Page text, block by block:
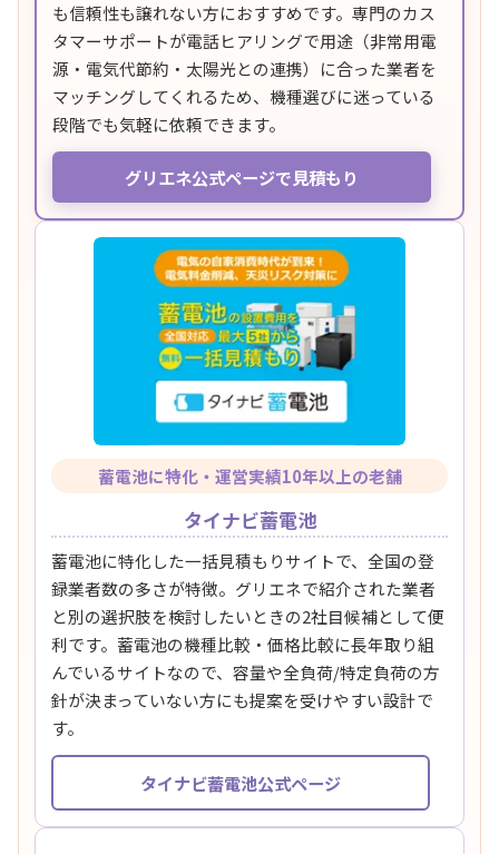
も信頼性も譲れない方におすすめです。専門のカス
タマーサポートが電話ヒアリングで用途（非常用電
源・電気代節約・太陽光との連携）に合った業者を
マッチングしてくれるため、機種選びに迷っている
段階でも気軽に依頼できます。
グリエネ公式ページで見積もり
蓄電池に特化・運営実績10年以上の老舗
タイナビ蓄電池
蓄電池に特化した一括見積もりサイトで、全国の登
録業者数の多さが特徴。グリエネで紹介された業者
と別の選択肢を検討したいときの2社目候補として便
利です。蓄電池の機種比較・価格比較に長年取り組
んでいるサイトなので、容量や全負荷/特定負荷の方
針が決まっていない方にも提案を受けやすい設計で
す。
タイナビ蓄電池公式ページ